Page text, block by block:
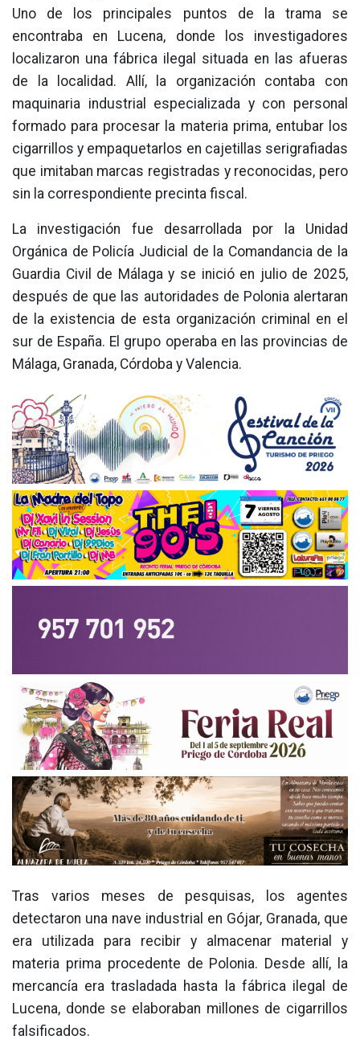
Uno de los principales puntos de la trama se
encontraba en Lucena, donde los investigadores
localizaron una fábrica ilegal situada en las afueras
de la localidad. Allí, la organización contaba con
maquinaria industrial especializada y con personal
formado para procesar la materia prima, entubar los
cigarrillos y empaquetarlos en cajetillas serigrafiadas
que imitaban marcas registradas y reconocidas, pero
sin la correspondiente precinta fiscal.
La investigación fue desarrollada por la Unidad
Orgánica de Policía Judicial de la Comandancia de la
Guardia Civil de Málaga y se inició en julio de 2025,
después de que las autoridades de Polonia alertaran
de la existencia de esta organización criminal en el
sur de España. El grupo operaba en las provincias de
Málaga, Granada, Córdoba y Valencia.
Tras varios meses de pesquisas, los agentes
detectaron una nave industrial en Gójar, Granada, que
era utilizada para recibir y almacenar material y
materia prima procedente de Polonia. Desde allí, la
mercancía era trasladada hasta la fábrica ilegal de
Lucena, donde se elaboraban millones de cigarrillos
falsificados.